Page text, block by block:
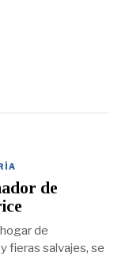
de
de
fieras salvajes, se